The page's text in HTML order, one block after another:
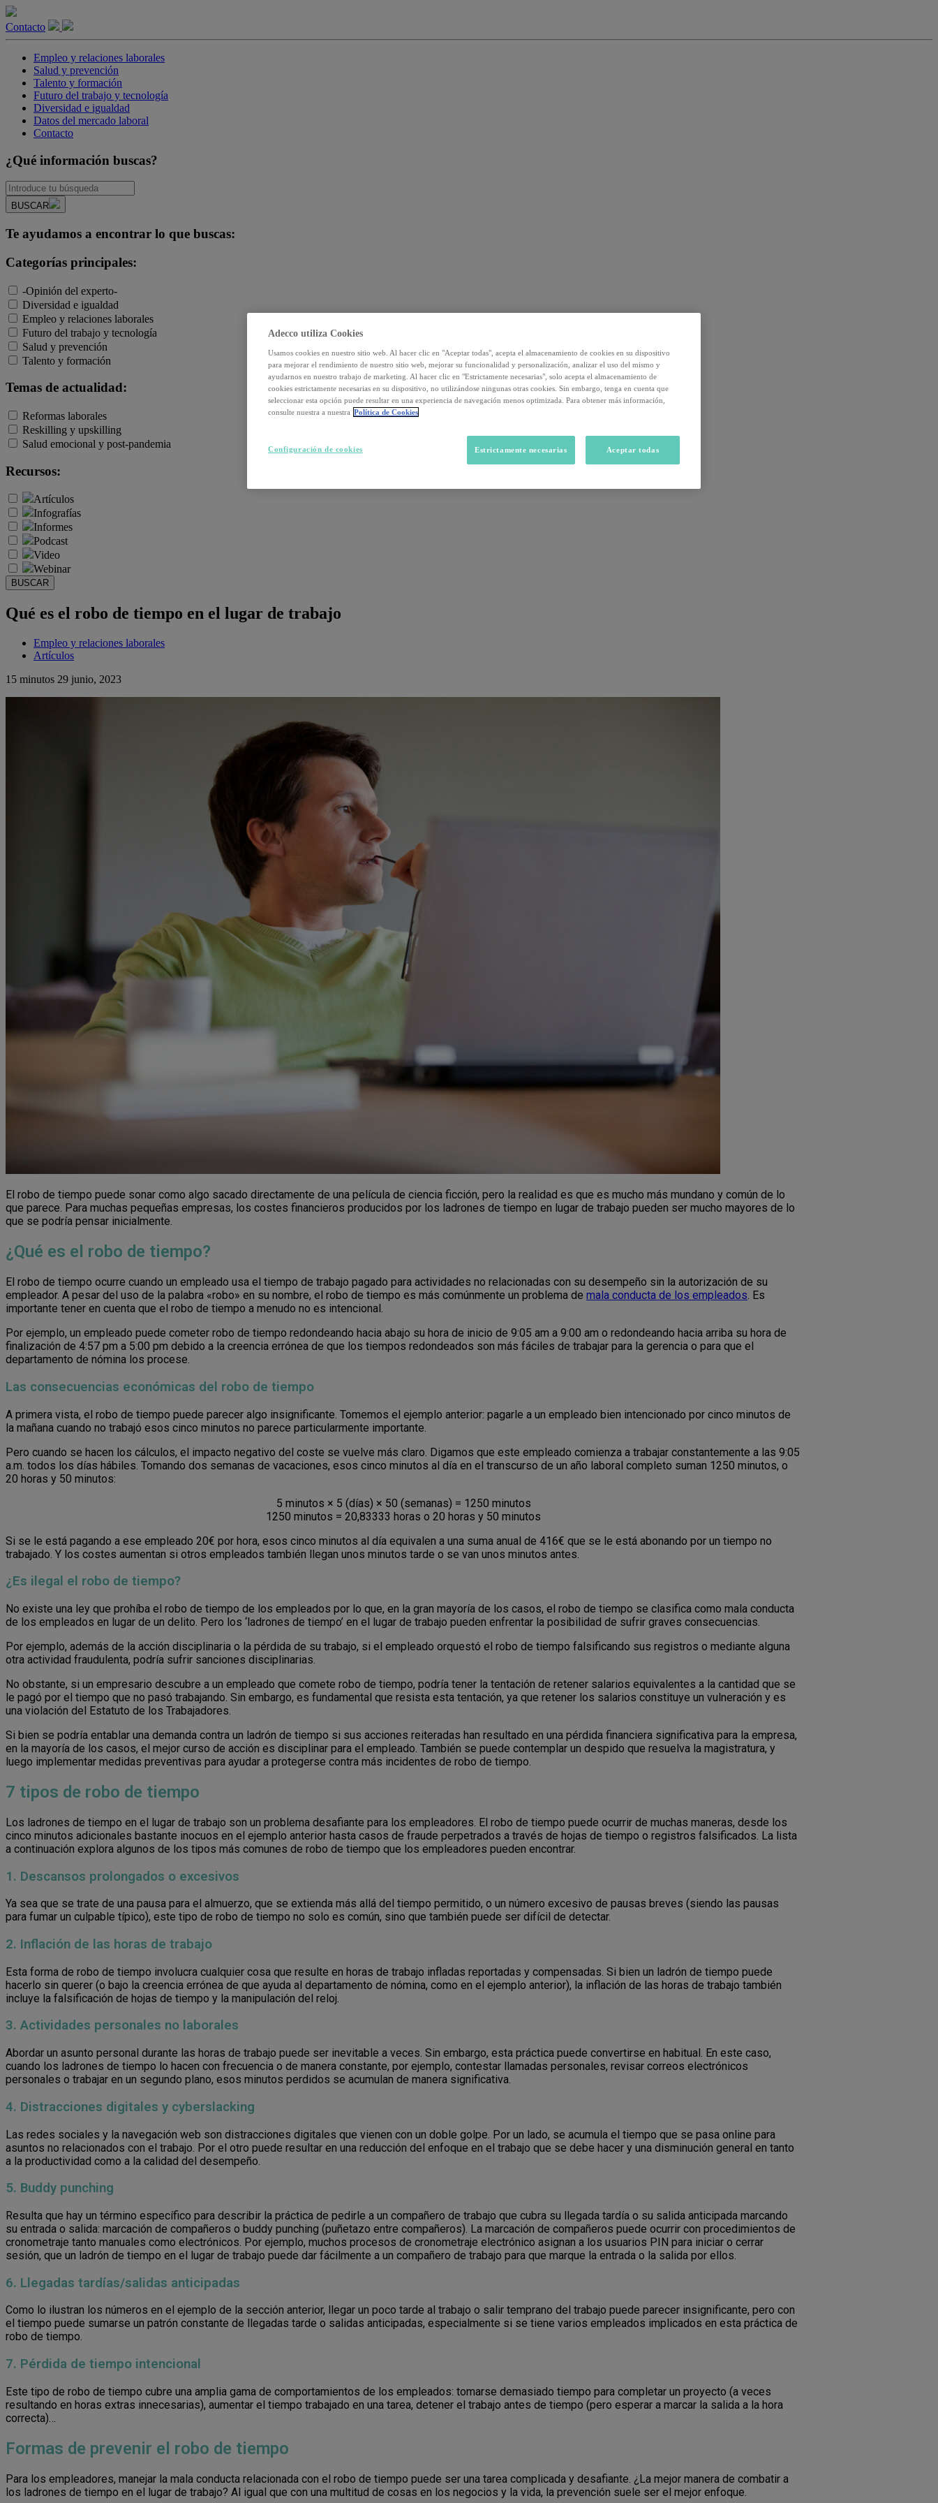
Contacto
Empleo y relaciones laborales
Salud y prevención
Talento y formación
Futuro del trabajo y tecnología
Diversidad e igualdad
Datos del mercado laboral
Contacto
¿Qué información buscas?
BUSCAR
Te ayudamos a encontrar lo que buscas:
Categorías principales:
-Opinión del experto-
Diversidad e igualdad
Empleo y relaciones laborales
Futuro del trabajo y tecnología
Salud y prevención
Talento y formación
Temas de actualidad:
Reformas laborales
Reskilling y upskilling
Salud emocional y post-pandemia
Recursos:
Artículos
Infografías
Informes
Podcast
Video
Webinar
BUSCAR
Qué es el robo de tiempo en el lugar de trabajo
Empleo y relaciones laborales
Artículos
15 minutos 29 junio, 2023
El robo de tiempo puede sonar como algo sacado directamente de una película de ciencia ficción, pero la realidad es que es mucho más mundano y común de lo
que parece. Para muchas pequeñas empresas, los costes financieros producidos por los ladrones de tiempo en lugar de trabajo pueden ser mucho mayores de lo
que se podría pensar inicialmente.
¿Qué es el robo de tiempo?
El robo de tiempo ocurre cuando un empleado usa el tiempo de trabajo pagado para actividades no relacionadas con su desempeño sin la autorización de su
empleador. A pesar del uso de la palabra «robo» en su nombre, el robo de tiempo es más comúnmente un problema de mala conducta de los empleados. Es
importante tener en cuenta que el robo de tiempo a menudo no es intencional.
Por ejemplo, un empleado puede cometer robo de tiempo redondeando hacia abajo su hora de inicio de 9:05 am a 9:00 am o redondeando hacia arriba su hora de
finalización de 4:57 pm a 5:00 pm debido a la creencia errónea de que los tiempos redondeados son más fáciles de trabajar para la gerencia o para que el
departamento de nómina los procese.
Las consecuencias económicas del robo de tiempo
A primera vista, el robo de tiempo puede parecer algo insignificante. Tomemos el ejemplo anterior: pagarle a un empleado bien intencionado por cinco minutos de
la mañana cuando no trabajó esos cinco minutos no parece particularmente importante.
Pero cuando se hacen los cálculos, el impacto negativo del coste se vuelve más claro. Digamos que este empleado comienza a trabajar constantemente a las 9:05
a.m. todos los días hábiles. Tomando dos semanas de vacaciones, esos cinco minutos al día en el transcurso de un año laboral completo suman 1250 minutos, o
20 horas y 50 minutos:
5 minutos × 5 (días) × 50 (semanas) = ​​1250 minutos
1250 minutos = 20,83333 horas o 20 horas y 50 minutos
Si se le está pagando a ese empleado 20€ por hora, esos cinco minutos al día equivalen a una suma anual de 416€ que se le está abonando por un tiempo no
trabajado. Y los costes aumentan si otros empleados también llegan unos minutos tarde o se van unos minutos antes.
¿Es ilegal el robo de tiempo?
No existe una ley que prohíba el robo de tiempo de los empleados por lo que, en la gran mayoría de los casos, el robo de tiempo se clasifica como mala conducta
de los empleados en lugar de un delito. Pero los ‘ladrones de tiempo’ en el lugar de trabajo pueden enfrentar la posibilidad de sufrir graves consecuencias.
Por ejemplo, además de la acción disciplinaria o la pérdida de su trabajo, si el empleado orquestó el robo de tiempo falsificando sus registros o mediante alguna
otra actividad fraudulenta, podría sufrir sanciones disciplinarias.
No obstante, si un empresario descubre a un empleado que comete robo de tiempo, podría tener la tentación de retener salarios equivalentes a la cantidad que se
le pagó por el tiempo que no pasó trabajando. Sin embargo, es fundamental que resista esta tentación, ya que retener los salarios constituye un vulneración y es
una violación del Estatuto de los Trabajadores.
Si bien se podría entablar una demanda contra un ladrón de tiempo si sus acciones reiteradas han resultado en una pérdida financiera significativa para la empresa,
en la mayoría de los casos, el mejor curso de acción es disciplinar para el empleado. También se puede contemplar un despido que resuelva la magistratura, y
luego implementar medidas preventivas para ayudar a protegerse contra más incidentes de robo de tiempo.
7 tipos de robo de tiempo
Los ladrones de tiempo en el lugar de trabajo son un problema desafiante para los empleadores. El robo de tiempo puede ocurrir de muchas maneras, desde los
cinco minutos adicionales bastante inocuos en el ejemplo anterior hasta casos de fraude perpetrados a través de hojas de tiempo o registros falsificados. La lista
a continuación explora algunos de los tipos más comunes de robo de tiempo que los empleadores pueden encontrar.
1. Descansos prolongados o excesivos
Ya sea que se trate de una pausa para el almuerzo, que se extienda más allá del tiempo permitido, o un número excesivo de pausas breves (siendo las pausas
para fumar un culpable típico), este tipo de robo de tiempo no solo es común, sino que también puede ser difícil de detectar.
2. Inflación de las horas de trabajo
Esta forma de robo de tiempo involucra cualquier cosa que resulte en horas de trabajo infladas reportadas y compensadas. Si bien un ladrón de tiempo puede
hacerlo sin querer (o bajo la creencia errónea de que ayuda al departamento de nómina, como en el ejemplo anterior), la inflación de las horas de trabajo también
incluye la falsificación de hojas de tiempo y la manipulación del reloj.
3. Actividades personales no laborales
Abordar un asunto personal durante las horas de trabajo puede ser inevitable a veces. Sin embargo, esta práctica puede convertirse en habitual. En este caso,
cuando los ladrones de tiempo lo hacen con frecuencia o de manera constante, por ejemplo, contestar llamadas personales, revisar correos electrónicos
personales o trabajar en un segundo plano, esos minutos perdidos se acumulan de manera significativa.
4. Distracciones digitales y cyberslacking
Las redes sociales y la navegación web son distracciones digitales que vienen con un doble golpe. Por un lado, se acumula el tiempo que se pasa online para
asuntos no relacionados con el trabajo. Por el otro puede resultar en una reducción del enfoque en el trabajo que se debe hacer y una disminución general en tanto
a la productividad como a la calidad del desempeño.
5. Buddy punching
Resulta que hay un término específico para describir la práctica de pedirle a un compañero de trabajo que cubra su llegada tardía o su salida anticipada marcando
su entrada o salida: marcación de compañeros o buddy punching (puñetazo entre compañeros). La marcación de compañeros puede ocurrir con procedimientos de
cronometraje tanto manuales como electrónicos. Por ejemplo, muchos procesos de cronometraje electrónico asignan a los usuarios PIN para iniciar o cerrar
sesión, que un ladrón de tiempo en el lugar de trabajo puede dar fácilmente a un compañero de trabajo para que marque la entrada o la salida por ellos.
6. Llegadas tardías/salidas anticipadas
Como lo ilustran los números en el ejemplo de la sección anterior, llegar un poco tarde al trabajo o salir temprano del trabajo puede parecer insignificante, pero con
el tiempo puede sumarse un patrón constante de llegadas tarde o salidas anticipadas, especialmente si se tiene varios empleados implicados en esta práctica de
robo de tiempo.
7. Pérdida de tiempo intencional
Este tipo de robo de tiempo cubre una amplia gama de comportamientos de los empleados: tomarse demasiado tiempo para completar un proyecto (a veces
resultando en horas extras innecesarias), aumentar el tiempo trabajado en una tarea, detener el trabajo antes de tiempo (pero esperar a marcar la salida a la hora
correcta)…
Formas de prevenir el robo de tiempo
Para los empleadores, manejar la mala conducta relacionada con el robo de tiempo puede ser una tarea complicada y desafiante. ¿La mejor manera de combatir a
los ladrones de tiempo en el lugar de trabajo? Al igual que con una multitud de cosas en los negocios y la vida, la prevención suele ser el mejor enfoque.
Adecco utiliza Cookies
Usamos cookies en nuestro sitio web. Al hacer clic en "Aceptar todas", acepta el almacenamiento de cookies en su dispositivo
para mejorar el rendimiento de nuestro sitio web, mejorar su funcionalidad y personalización, analizar el uso del mismo y
ayudarnos en nuestro trabajo de marketing. Al hacer clic en "Estrictamente necesarias", solo acepta el almacenamiento de
cookies estrictamente necesarias en su dispositivo, no utilizándose ningunas otras cookies. Sin embargo, tenga en cuenta que
seleccionar esta opción puede resultar en una experiencia de navegación menos optimizada. Para obtener más información,
consulte nuestra a nuestra Política de Cookies
Estrictamente necesarias Aceptar todas
Configuración de cookies